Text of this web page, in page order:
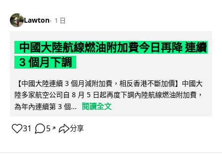
Lawton 1 日
中國大陸航線燃油附加費今日再降 連續
3 個月下調
【中國大陸連續 3 個月減附加費，相反香港不斷加價】中國大
陸多家航空公司自 8 月 5 日起再度下調內陸航線燃油附加費，
為年內連續第 3 個...
閱讀全文
31 5 ↗ 分享